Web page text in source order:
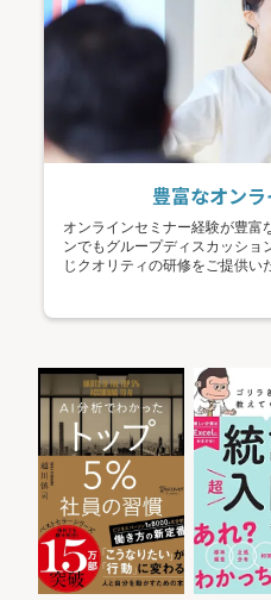
豊富なオン
オンラインセミナー経験が豊富
ンでもグループディスカッシ
じクオリティの研修をご提供い